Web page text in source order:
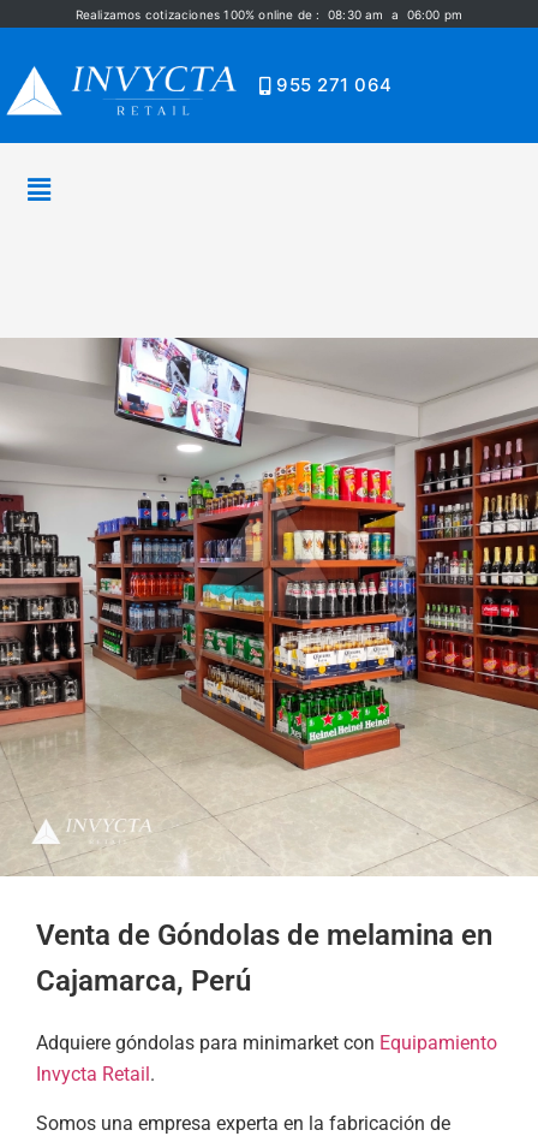
Realizamos cotizaciones 100% online de : 08:30 am a 06:00 pm
955 271 064
Venta de Góndolas de melamina en
Cajamarca, Perú
Adquiere góndolas para minimarket con Equipamiento
Invycta Retail .
Somos una empresa experta en la fabricación de